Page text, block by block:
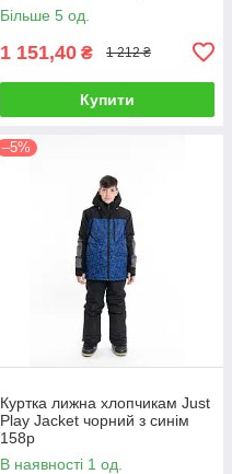
Більше 5 од.
1 151,40 ₴ 1 212 ₴
Купити
–5%
Куртка лижна хлопчикам Just
Play Jacket чорний з синім
158р
В наявності 1 од.